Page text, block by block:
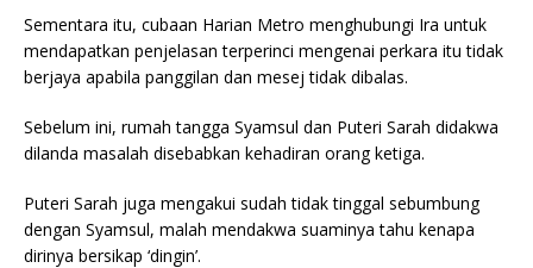
Sementara itu, cubaan Harian Metro menghubungi Ira untuk
mendapatkan penjelasan terperinci mengenai perkara itu tidak
berjaya apabila panggilan dan mesej tidak dibalas.
Sebelum ini, rumah tangga Syamsul dan Puteri Sarah didakwa
dilanda masalah disebabkan kehadiran orang ketiga.
Puteri Sarah juga mengakui sudah tidak tinggal sebumbung
dengan Syamsul, malah mendakwa suaminya tahu kenapa
dirinya bersikap ‘dingin’.